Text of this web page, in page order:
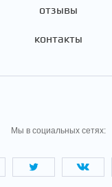
отзывы
контакты
Мы в социальных сетях: